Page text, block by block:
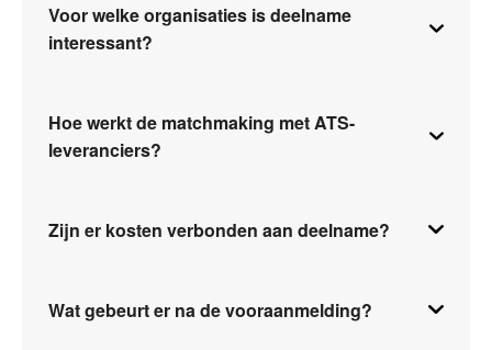
Voor welke organisaties is deelname
interessant?
Hoe werkt de matchmaking met ATS-
leveranciers?
Zijn er kosten verbonden aan deelname?
Wat gebeurt er na de vooraanmelding?